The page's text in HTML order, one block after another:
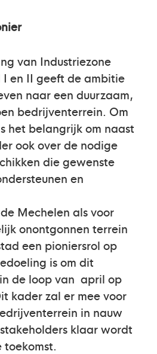
van Industriezone
en II geeft de ambitie
naar een duurzaam,
bedrijventerrein. Om
het belangrijk om naast
ook over de nodige
die gewenste
en
Mechelen als voor
onontgonnen terrein
een pioniersrol op
is om dit
de loop van april op
kader zal er mee voor
in nauw
klaar wordt